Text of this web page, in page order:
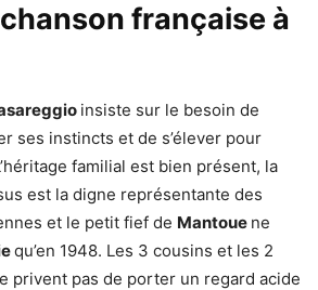
française à
insiste sur le besoin de
ses instincts et de s’élever pour
familial est bien présent, la
est la digne représentante des
et le petit fief de Mantoue ne
qu’en 1948. Les 3 cousins et les 2
privent pas de porter un regard acide